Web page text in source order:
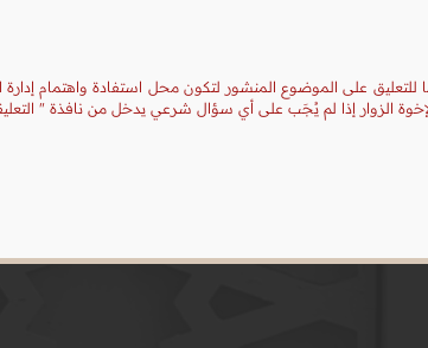
على الموضوع المنشور لتكون محل استفادة واهتمام إدارة
الزوار إذا لم يُجَب على أي سؤال شرعي يدخل من نافذة "